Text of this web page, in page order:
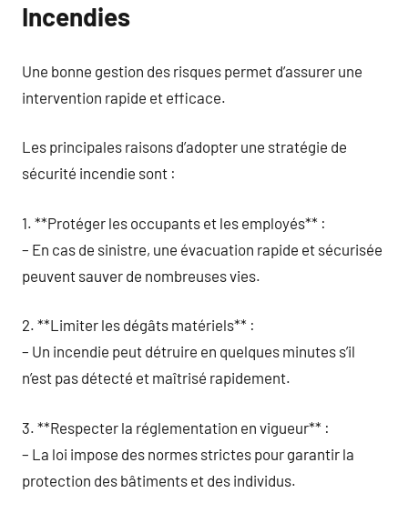
Incendies
Une bonne gestion des risques permet d’assurer une
intervention rapide et efficace.
Les principales raisons d’adopter une stratégie de
sécurité incendie sont :
1. **Protéger les occupants et les employés** :
– En cas de sinistre, une évacuation rapide et sécurisée
peuvent sauver de nombreuses vies.
2. **Limiter les dégâts matériels** :
– Un incendie peut détruire en quelques minutes s’il
n’est pas détecté et maîtrisé rapidement.
3. **Respecter la réglementation en vigueur** :
– La loi impose des normes strictes pour garantir la
protection des bâtiments et des individus.